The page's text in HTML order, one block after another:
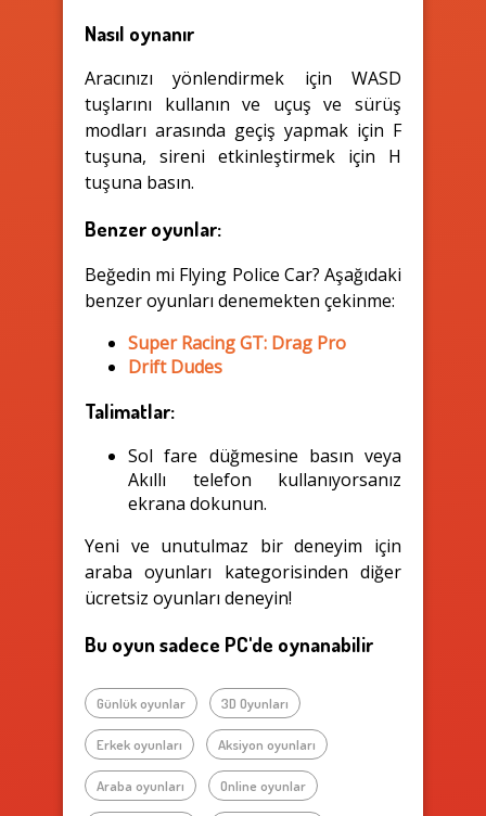
Nasıl oynanır
Aracınızı yönlendirmek için WASD
tuşlarını kullanın ve uçuş ve sürüş
modları arasında geçiş yapmak için F
tuşuna, sireni etkinleştirmek için H
tuşuna basın.
Benzer oyunlar:
Beğedin mi Flying Police Car? Aşağıdaki
benzer oyunları denemekten çekinme:
Super Racing GT: Drag Pro
Drift Dudes
Talimatlar:
Sol fare düğmesine basın veya
Akıllı telefon kullanıyorsanız
ekrana dokunun.
Yeni ve unutulmaz bir deneyim için
araba oyunları kategorisinden diğer
ücretsiz oyunları deneyin!
Bu oyun sadece PC'de oynanabilir
Günlük oyunlar 3D Oyunları
Erkek oyunları Aksiyon oyunları
Araba oyunları Online oyunlar